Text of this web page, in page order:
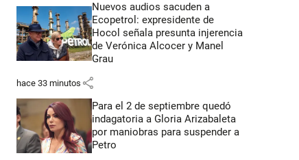
Nuevos audios sacuden a
Ecopetrol: expresidente de
Hocol señala presunta injerencia
de Verónica Alcocer y Manel
Grau
hace 33 minutos share
Para el 2 de septiembre quedó
indagatoria a Gloria Arizabaleta
por maniobras para suspender a
Petro